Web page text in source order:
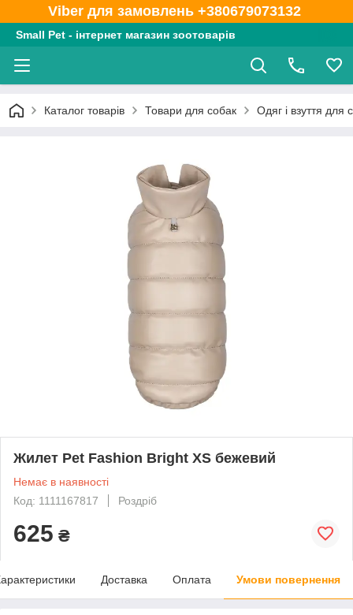
Viber для замовлень +380679073132
Small Pet - інтернет магазин зоотоварів
Каталог товарів Товари для собак Одяг і взуття для
Жилет Pet Fashion Bright XS бежевий
Немає в наявності
Код: 1111167817
Роздріб
625 ₴
Доставка Оплата Умови повернення